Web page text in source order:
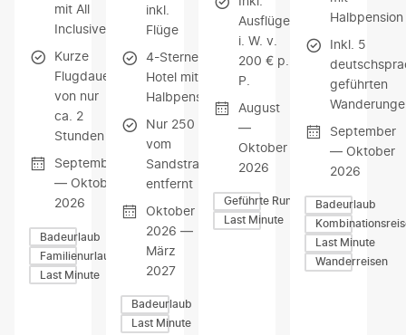
mit All
Inclusive
Kurze
Flugdauer
von nur
ca. 2
Stunden
September
— Oktober
2026
Badeurlaub
Familienurlaub
Last Minute
inkl.
Flüge
4-Sterne-
Hotel mit
Halbpension
Nur 250 m
vom
Sandstrand
entfernt
Oktober
2026 —
März
2027
Badeurlaub
Last Minute
Ausflüge
i. W. v.
200 € p.
P.
August
—
Oktober
2026
Geführte Rundreisen
Last Minute
Halbpension
Inkl. 5
geführten
September
— Oktober
2026
Badeurlaub
Last Minute
Wanderreisen